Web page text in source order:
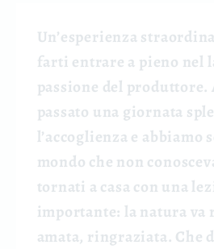
Un’esperienza
farti entrare a pieno nel
passione del produttore.
passato una giornata
l’accoglienza e abbiamo
mondo che non
tornati a casa con una
importante: la natura va
amata, ringraziata. Che